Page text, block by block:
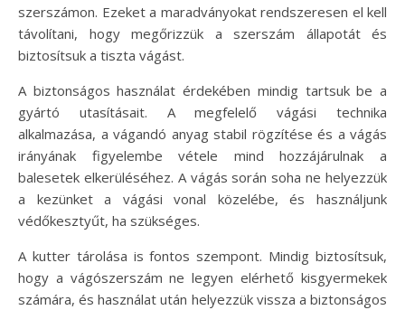
szerszámon. Ezeket a maradványokat rendszeresen el kell
távolítani, hogy megőrizzük a szerszám állapotát és
biztosítsuk a tiszta vágást.
A biztonságos használat érdekében mindig tartsuk be a
gyártó utasításait. A megfelelő vágási technika
alkalmazása, a vágandó anyag stabil rögzítése és a vágás
irányának figyelembe vétele mind hozzájárulnak a
balesetek elkerüléséhez. A vágás során soha ne helyezzük
a kezünket a vágási vonal közelébe, és használjunk
védőkesztyűt, ha szükséges.
A kutter tárolása is fontos szempont. Mindig biztosítsuk,
hogy a vágószerszám ne legyen elérhető kisgyermekek
számára, és használat után helyezzük vissza a biztonságos